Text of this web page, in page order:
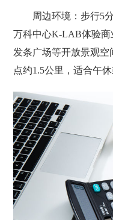
周边环境：步行5
万科中心K-LAB‌体验
发条广场‌等开放景观
点约1.5公里，适合午休